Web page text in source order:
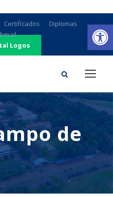
Certificados
Diplomas
Logos
de